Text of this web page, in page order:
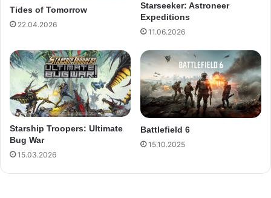
Tides of Tomorrow
22.04.2026
Starseeker: Astroneer
Expeditions
11.06.2026
Starship Troopers: Ultimate
Bug War
15.03.2026
Battlefield 6
15.10.2025